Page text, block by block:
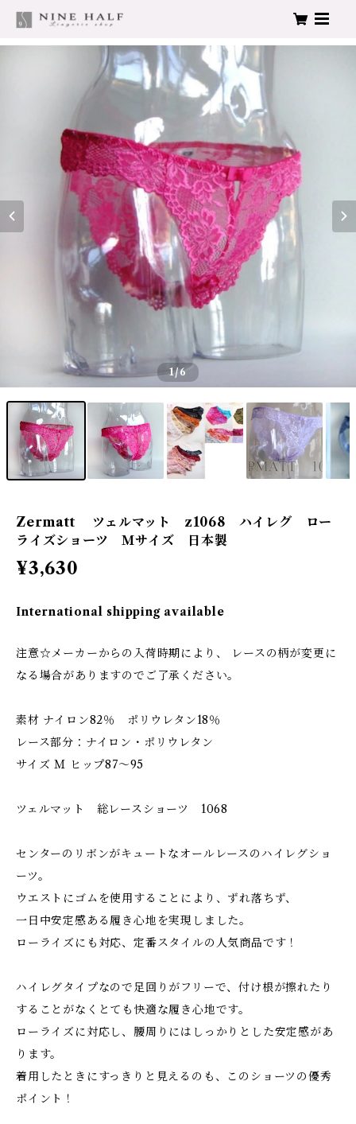
1/6
Zermatt ツェルマット z1068 ハイレグ ロー
ライズショーツ Ｍサイズ 日本製
¥3,630
International shipping available
注意☆メーカーからの入荷時期により、 レースの柄が変更に
なる場合がありますのでご了承ください。
素材 ナイロン82％ ポリウレタン18％
レース部分：ナイロン・ポリウレタン
サイズ Ｍ ヒップ87～95
ツェルマット 総レースショーツ 1068
センターのリボンがキュートなオールレースのハイレグショ
ーツ。
ウエストにゴムを使用することにより、ずれ落ちず、
一日中安定感ある履き心地を実現しました。
ローライズにも対応、定番スタイルの人気商品です！
ハイレグタイプなので足回りがフリーで、付け根が擦れたり
することがなくとても快適な履き心地です。
ローライズに対応し、腰周りにはしっかりとした安定感があ
ります。
着用したときにすっきりと見えるのも、このショーツの優秀
ポイント！